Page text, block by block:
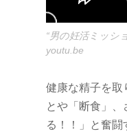
“男の妊活ミッシ
youtu.be
健康な精子を取
とや「断食」
る！！」と奮